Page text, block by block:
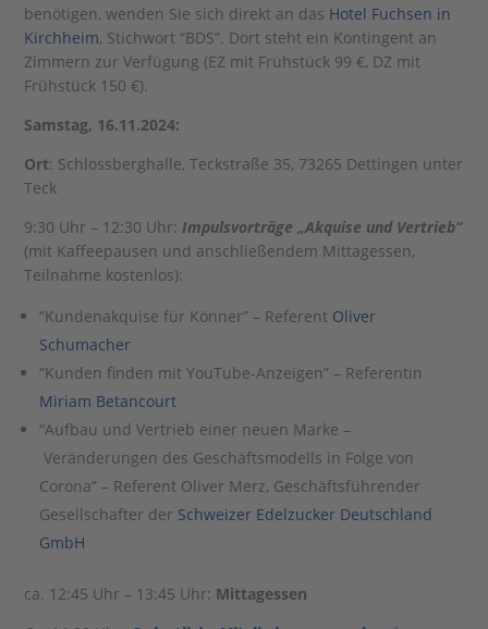
benötigen, wenden Sie sich direkt an das Hotel Fuchsen in
Kirchheim, Stichwort “BDS”. Dort steht ein Kontingent an
Zimmern zur Verfügung (EZ mit Frühstück 99 €, DZ mit
Frühstück 150 €).
Samstag, 16.11.2024:
Ort: Schlossberghalle, Teckstraße 35, 73265 Dettingen unter
Teck
9:30 Uhr – 12:30 Uhr:Impulsvorträge „Akquise und Vertrieb“
(mit Kaffeepausen und anschließendem Mittagessen,
Teilnahme kostenlos):
“Kundenakquise für Könner” – Referent Oliver
Schumacher
“Kunden finden mit YouTube-Anzeigen” – Referentin
Miriam Betancourt
“Aufbau und Vertrieb einer neuen Marke –
Veränderungen des Geschäftsmodells in Folge von
Corona” – Referent Oliver Merz, Geschäftsführender
Gesellschafter der Schweizer Edelzucker Deutschland
GmbH
ca. 12:45 Uhr – 13:45 Uhr: Mittagessen